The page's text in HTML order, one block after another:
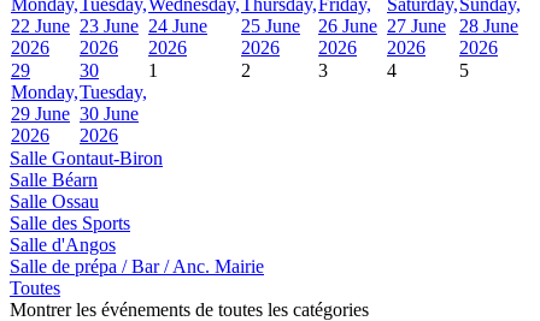
22 June
2026
23 June
2026
24 June
2026
25 June
2026
26 June
2026
27 June
2026
28 June
2026
29
Monday,
29 June
2026
30
Tuesday,
30 June
2026
1 2 3 4 5
Salle Gontaut-Biron
Salle Béarn
Salle Ossau
Salle des Sports
Salle d'Angos
Salle de prépa / Bar / Anc. Mairie
Toutes
Montrer les événements de toutes les catégories